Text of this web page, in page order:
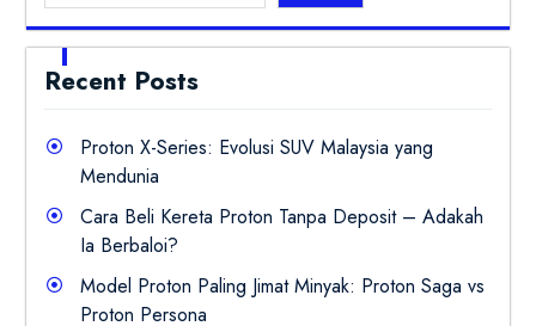
Recent Posts
Proton X-Series: Evolusi SUV Malaysia yang
Mendunia
Cara Beli Kereta Proton Tanpa Deposit – Adakah
Ia Berbaloi?
Model Proton Paling Jimat Minyak: Proton Saga vs
Proton Persona